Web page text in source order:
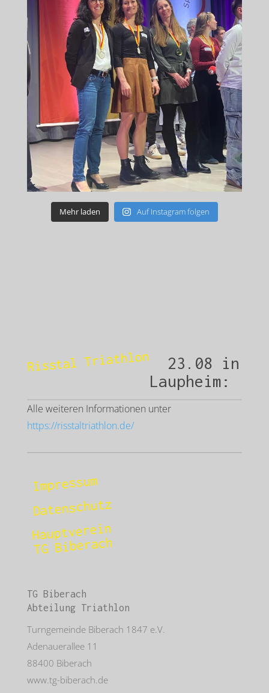
Mehr laden Auf Instagram folgen
Risstal Triathlon 23.08 in
Laupheim:
Alle weiteren Informationen unter
https://risstaltriathlon.de/
Impressum
Datenschutz
Hauptverein
TG Biberach
TG Biberach
Abteilung Triathlon
Turngemeinde Biberach 1847 e.V.
Adenauerallee 11
88400 Biberach
www.tg-biberach.de